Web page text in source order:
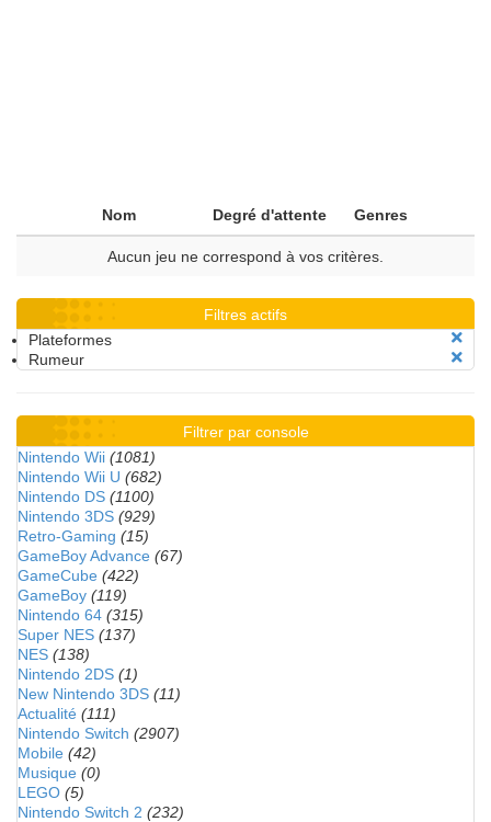
Nom Degré d'attente Genres
Aucun jeu ne correspond à vos critères.
Filtres actifs
Plateformes
Rumeur
Filtrer par console
Nintendo Wii (1081)
Nintendo Wii U (682)
Nintendo DS (1100)
Nintendo 3DS (929)
Retro-Gaming (15)
GameBoy Advance (67)
GameCube (422)
GameBoy (119)
Nintendo 64 (315)
Super NES (137)
NES (138)
Nintendo 2DS (1)
New Nintendo 3DS (11)
Actualité (111)
Nintendo Switch (2907)
Mobile (42)
Musique (0)
LEGO (5)
Nintendo Switch 2 (232)